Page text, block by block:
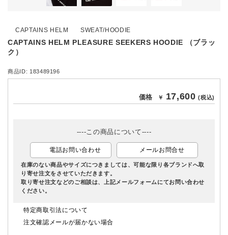
CAPTAINS HELM SWEAT/HOODIE
CAPTAINS HELM PLEASURE SEEKERS HOODIE （ブラッ
ク）
商品ID: 183489196
価格 ￥ 17,600 (税込)
----この商品について----
電話お問い合わせ メールお問合せ
在庫のない商品やサイズにつきましては、可能な限り各ブランドへ取
り寄せ注文をさせていただきます。
取り寄せ注文などのご相談は、上記メールフォームにてお問い合わせ
ください。
特定商取引法について
注文確認メールが届かない場合